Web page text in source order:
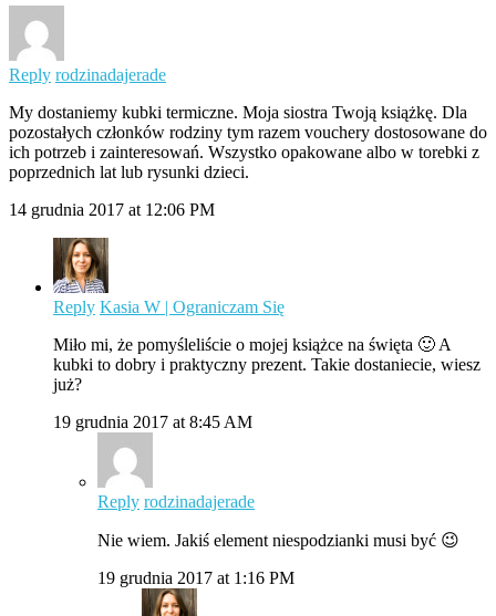
Reply rodzinadajerade
My dostaniemy kubki termiczne. Moja siostra Twoją książkę. Dla
pozostałych członków rodziny tym razem vouchery dostosowane do
ich potrzeb i zainteresowań. Wszystko opakowane albo w torebki z
poprzednich lat lub rysunki dzieci.
14 grudnia 2017 at 12:06 PM
Reply Kasia W | Ograniczam Się
Miło mi, że pomyśleliście o mojej książce na święta 🙂 A
kubki to dobry i praktyczny prezent. Takie dostaniecie, wiesz
już?
19 grudnia 2017 at 8:45 AM
Reply rodzinadajerade
Nie wiem. Jakiś element niespodzianki musi być 😉
19 grudnia 2017 at 1:16 PM